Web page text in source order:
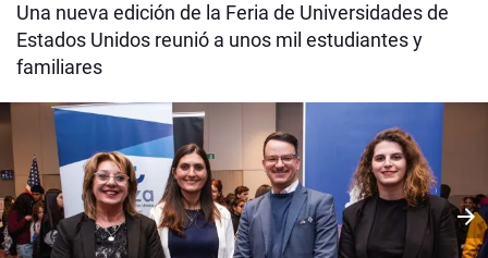
Una nueva edición de la Feria de Universidades de
Estados Unidos reunió a unos mil estudiantes y
familiares